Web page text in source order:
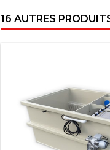
16 AUTRES